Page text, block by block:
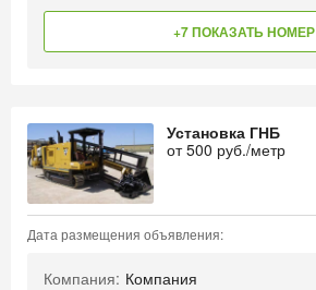
+7 ПОКАЗАТЬ НОМЕР
Установка ГНБ
от500 руб./метр
Дата размещения объявления:
Компания: Компания